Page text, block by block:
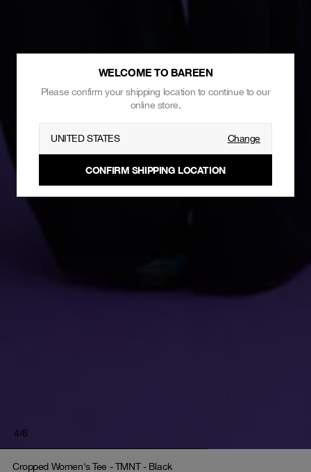
4/6
Cropped Women's Tee - TMNT - Black
WELCOME TO BAREEN
Please confirm your shipping location to continue to our
online store.
UNITED STATES Change
CONFIRM SHIPPING LOCATION